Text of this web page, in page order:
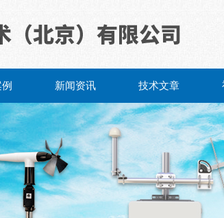
新闻资讯 技术文章